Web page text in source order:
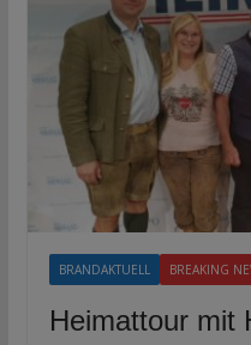
BRANDAKTUELL BREAKING
Heimattour mit